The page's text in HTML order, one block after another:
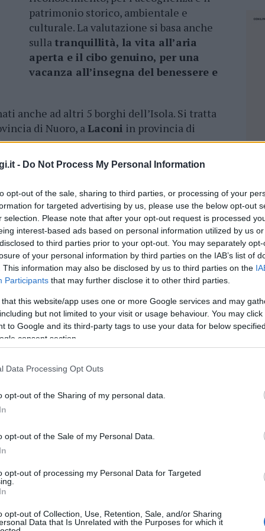
- Do Not Process My Personal Information
opt-out of the sale, sharing to third parties, or processing of your
for targeted advertising by us, please use the below opt-out
selection. Please note that after your opt-out request is processed
interest-based ads based on personal information utilized by us
to third parties prior to your opt-out. You may separately
of your personal information by third parties on the IAB’s list of
This information may also be disclosed by us to third parties on the
Participants that may further disclose it to other third parties.
that this website/app uses one or more Google services and may
but not limited to your visit or usage behaviour. You may
to Google and its third-party tags to use your data for below
consent section.
Data Processing Opt Outs
opt-out of the Sharing of my personal data.
opt-out of the Sale of my Personal Data.
opt-out of processing my Personal Data for Targeted
opt-out of Collection, Use, Retention, Sale, and/or Sharing
Data that Is Unrelated with the Purposes for which it
patrimonio storico, ambientale e
culturale. La valutazione si basa anche
sulla tranquillità, la vita all’aria
aperta e il cibo genuino, per una
vacanza all’insegna del benessere e
anche ad altri 5 borghi dell’Isola. Si tratta
di Nuoro, aLaconi in provincia di
arancioni assegnate per premiare i borghi,
che si sono aggiudicate il
Arancione si premia la qualità dal punto
non solo possiedono un buon patrimonio
eccellono anche nell’accoglienza del
scadenza di questi i comuni devono
dal Touring Club Italiano, che misura la
ai viaggiatori la qualità dei servizi
le amministrazioni comunali a
.
nella sezione